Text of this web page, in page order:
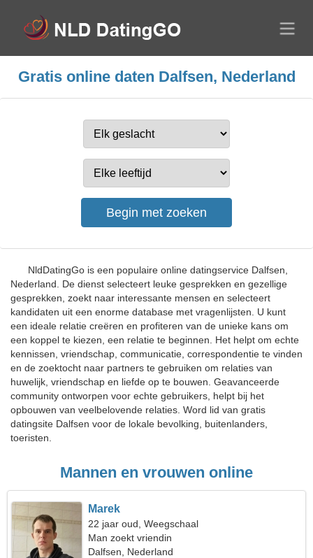
Gratis online daten Dalfsen, Nederland
NldDatingGo is een populaire online datingservice Dalfsen,
Nederland. De dienst selecteert leuke gesprekken en gezellige
gesprekken, zoekt naar interessante mensen en selecteert
kandidaten uit een enorme database met vragenlijsten. U kunt
een ideale relatie creëren en profiteren van de unieke kans om
een koppel te kiezen, een relatie te beginnen. Het helpt om echte
kennissen, vriendschap, communicatie, correspondentie te vinden
en de zoektocht naar partners te gebruiken om relaties van
huwelijk, vriendschap en liefde op te bouwen. Geavanceerde
community ontworpen voor echte gebruikers, helpt bij het
opbouwen van veelbelovende relaties. Word lid van gratis
datingsite Dalfsen voor de lokale bevolking, buitenlanders,
toeristen.
Mannen en vrouwen online
Marek
22 jaar oud, Weegschaal
Man zoekt vriendin
Dalfsen, Nederland